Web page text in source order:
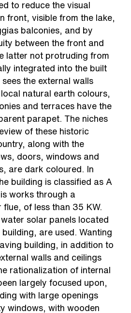
to reduce the visual
front, visible from the lake,
balconies, and by
between the front and
latter not protruding from
integrated into the built
the external walls
natural earth colours,
and terraces have the
parapet. The niches
of these historic
along with the
doors, windows and
are dark coloured. In
building is classified as A
works through a
flue, of less than 35 KW.
solar panels located
are used. Wanting
building, in addition to
walls and ceilings
rationalization of internal
largely focused upon,
with large openings
windows, with wooden